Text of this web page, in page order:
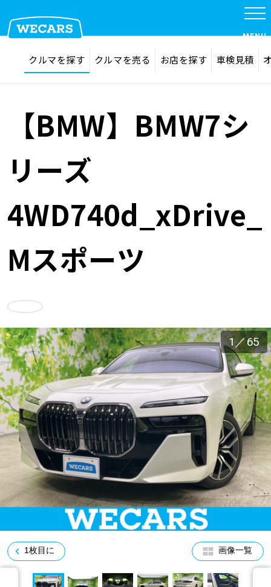
在庫検索 サイト内検索
MENU
クルマを探す
クルマを売る
お店を探す
車検料金・メニュー
品質管理とサポート体制
お役立ち情報
お問い合わせ
企業情報 採用情報
0120-733-500
クルマを探す クルマを売る お店を探す 車検見積
【BMW】BMW7シ
リーズ
4WD740d_xDrive_
Mスポーツ
お気に入り
1／65
1枚目に 画像一覧